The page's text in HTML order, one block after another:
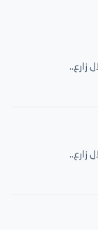
زارع..
زارع..